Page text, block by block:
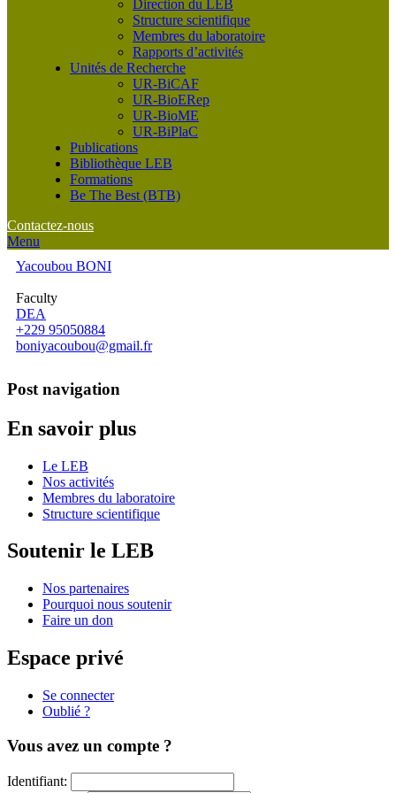
Direction du LEB
Structure scientifique
Membres du laboratoire
Rapports d’activités
Unités de Recherche
UR-BiCAF
UR-BioERep
UR-BioME
UR-BiPlaC
Publications
Bibliothèque LEB
Formations
Be The Best (BTB)
Contactez-nous
Menu
Yacoubou BONI
Faculty
DEA
+229 95050884
boniyacoubou@gmail.fr
Post navigation
En savoir plus
Le LEB
Nos activités
Membres du laboratoire
Structure scientifique
Soutenir le LEB
Nos partenaires
Pourquoi nous soutenir
Faire un don
Espace privé
Se connecter
Oublié ?
Vous avez un compte ?
Identifiant: